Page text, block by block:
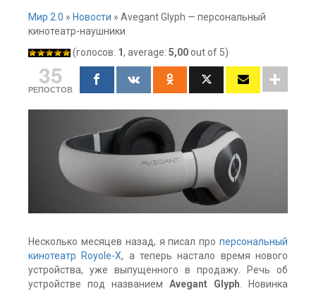
Мир 2.0 » Новости » Avegant Glyph — персональный
кинотеатр-наушники
(голосов: 1, average: 5,00out of 5)
35
РЕПОСТОВ
Несколько месяцев назад, я писал про персональный
кинотеатр Royole-X, а теперь настало время нового
устройства, уже выпущенного в продажу. Речь об
устройстве под названием Avegant Glyph . Новинка